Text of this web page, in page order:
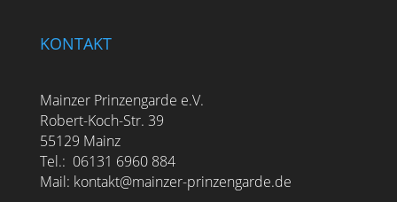
KONTAKT
Mainzer Prinzengarde e.V.
Robert-Koch-Str. 39
55129 Mainz
Tel.: 06131 6960 884
Mail: kontakt@mainzer-prinzengarde.de